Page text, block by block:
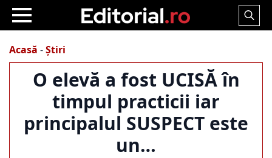
Search
Acasă -Știri
O elevă a fost UCISĂ în
timpul practicii iar
principalul SUSPECT este
un…